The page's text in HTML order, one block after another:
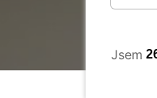
Jsem